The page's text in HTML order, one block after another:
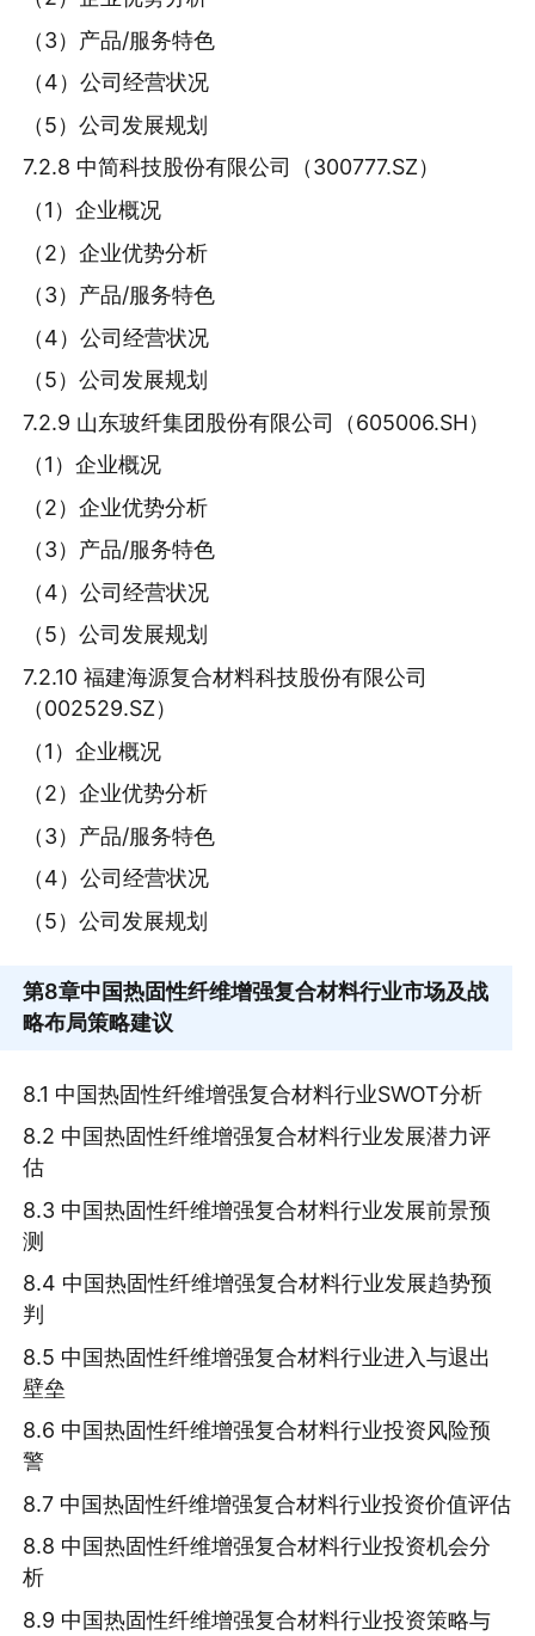
（3）产品/服务特色
（4）公司经营状况
（5）公司发展规划
7.2.8 中简科技股份有限公司（300777.SZ）
（1）企业概况
（2）企业优势分析
（3）产品/服务特色
（4）公司经营状况
（5）公司发展规划
7.2.9 山东玻纤集团股份有限公司（605006.SH）
（1）企业概况
（2）企业优势分析
（3）产品/服务特色
（4）公司经营状况
（5）公司发展规划
7.2.10 福建海源复合材料科技股份有限公司
（002529.SZ）
（1）企业概况
（2）企业优势分析
（3）产品/服务特色
（4）公司经营状况
（5）公司发展规划
第8章中国热固性纤维增强复合材料行业市场及战
略布局策略建议
8.1 中国热固性纤维增强复合材料行业SWOT分析
8.2 中国热固性纤维增强复合材料行业发展潜力评
估
8.3 中国热固性纤维增强复合材料行业发展前景预
测
8.4 中国热固性纤维增强复合材料行业发展趋势预
判
8.5 中国热固性纤维增强复合材料行业进入与退出
壁垒
8.6 中国热固性纤维增强复合材料行业投资风险预
警
8.7 中国热固性纤维增强复合材料行业投资价值评估
8.8 中国热固性纤维增强复合材料行业投资机会分
析
8.9 中国热固性纤维增强复合材料行业投资策略与